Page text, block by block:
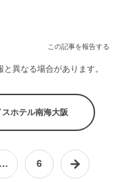
この記事を報告する
異なる場合があります。
ホテル南海大阪
… 6